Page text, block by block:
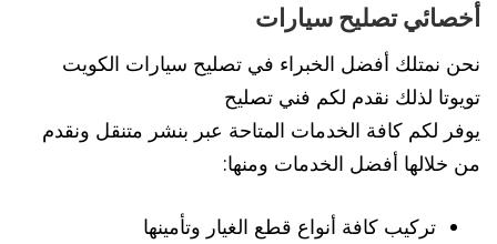
أخصائي تصليح سيارات
نحن نمتلك أفضل الخبراء في تصليح سيارات الكويت
تويوتا لذلك نقدم لكم فني تصليح
يوفر لكم كافة الخدمات المتاحة عبر بنشر متنقل ونقدم
من خلالها أفضل الخدمات ومنها:
تركيب كافة أنواع قطع الغيار وتأمينها